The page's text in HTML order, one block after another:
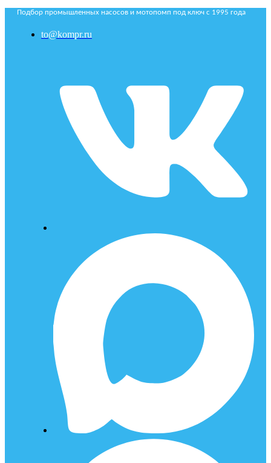
Подбор промышленных насосов и мотопомп под ключ с 1995 года
to@kompr.ru